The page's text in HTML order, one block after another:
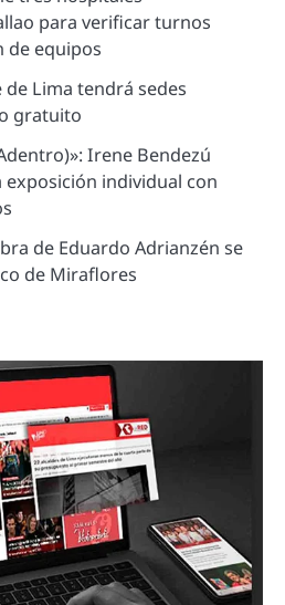
para verificar turnos
de equipos
de Lima tendrá sedes
gratuito
Irene Bendezú
individual con
de Eduardo Adrianzén se
de Miraflores